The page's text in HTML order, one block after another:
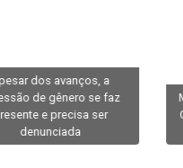
dos avanços, a
de gênero se faz
e precisa ser
denunciada